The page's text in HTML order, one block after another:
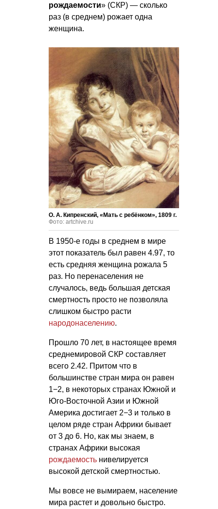
рождаемости» (СКР) — сколько
раз (в среднем) рожает одна
женщина.
О. А. Кипренский, «Мать с ребёнком», 1809 г.
Фото: artchive.ru
В 1950-е годы в среднем в мире
этот показатель был равен 4.97, то
есть средняя женщина рожала 5
раз. Но перенаселения не
случалось, ведь большая детская
смертность просто не позволяла
слишком быстро расти
народонаселению.
Прошло 70 лет, в настоящее время
среднемировой СКР составляет
всего 2.42. Притом что в
большинстве стран мира он равен
1−2, в некоторых странах Южной и
Юго-Восточной Азии и Южной
Америка достигает 2−3 и только в
целом ряде стран Африки бывает
от 3 до 6. Но, как мы знаем, в
странах Африки высокая
рождаемость нивелируется
высокой детской смертностью.
Мы вовсе не вымираем, население
мира растет и довольно быстро.